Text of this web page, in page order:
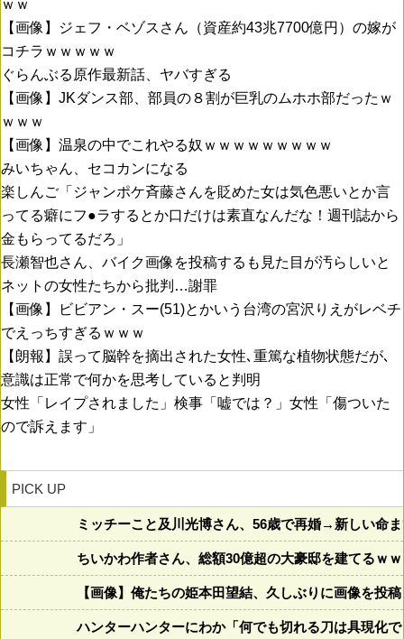
ｗｗ
【画像】ジェフ・ベゾスさん（資産約43兆7700億円）の嫁が
コチラｗｗｗｗｗ
ぐらんぶる原作最新話、ヤバすぎる
【画像】JKダンス部、部員の８割が巨乳のムホホ部だったｗ
ｗｗｗ
【画像】温泉の中でこれやる奴ｗｗｗｗｗｗｗｗｗ
みいちゃん、セコカンになる
楽しんご「ジャンポケ斉藤さんを貶めた女は気色悪いとか言
ってる癖にフ●ラするとか口だけは素直なんだな！週刊誌から
金もらってるだろ」
長瀬智也さん、バイク画像を投稿するも見た目が汚らしいと
ネットの女性たちから批判…謝罪
【画像】ビビアン・スー(51)とかいう台湾の宮沢りえがレベチ
でえっちすぎるｗｗｗ
【朗報】誤って脳幹を摘出された女性､重篤な植物状態だが､
意識は正常で何かを思考していると判明
女性「レイプされました」検事「嘘では？」女性「傷ついた
ので訴えます」
PICK UP
ミッチーこと及川光博さん、56歳で再婚→新しい命
ちいかわ作者さん、総額30億超の大豪邸を建てるｗ
【画像】俺たちの姫本田望結、久しぶりに画像を
ハンターハンターにわか「何でも切れる刀は具現化